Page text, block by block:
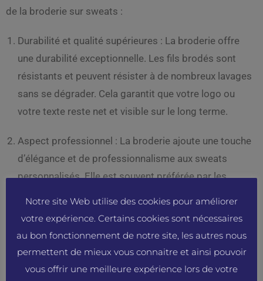
de la broderie sur sweats :
Durabilité et qualité supérieures : La broderie offre
une durabilité exceptionnelle. Les fils brodés sont
résistants et peuvent résister à de nombreux lavages
sans se dégrader. Cela garantit que votre logo ou
votre texte reste net et visible sur le long terme.
Aspect professionnel : La broderie ajoute une touche
d’élégance et de professionnalisme aux sweats
personnalisés. Elle est souvent préférée par les
Texture et relief : Contrairement à l’impression qui est
plate, la broderie ajoute une texture et un relief subtil
aux sweats personnalisés. Cela crée une sensation
Notre site Web utilise des cookies pour améliorer
votre expérience. Certains cookies sont nécessaires
au bon fonctionnement de notre site, les autres nous
permettent de mieux vous connaitre et ainsi pouvoir
vous offrir une meilleure expérience lors de votre